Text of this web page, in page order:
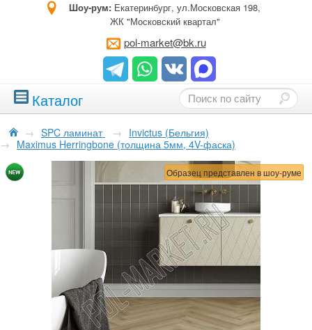
Шоу-рум: Екатеринбург, ул.Московская 198,
ЖК "Московский квартал"
pol-market@bk.ru
Каталог
→ SPC ламинат → Invictus (Бельгия)
→ Maximus Herringbone (толщина 5мм, 4V-фаска)
Образец представлен в шоу-руме